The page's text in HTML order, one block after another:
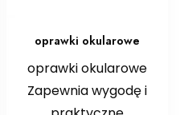
oprawki okularowe
oprawki okularowe
Zapewnia wygodę i